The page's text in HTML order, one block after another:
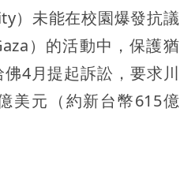
）未能在校園爆發抗議
）的活動中，保護猶
4月提起訴訟，要求川
美元（約新台幣615億